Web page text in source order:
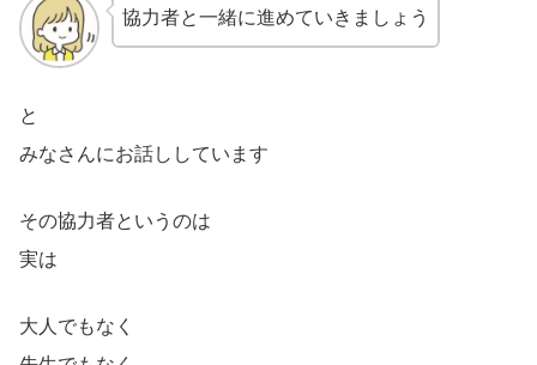
協力者と一緒に進めていきましょう
と
みなさんにお話ししています
その協力者というのは
実は
大人でもなく